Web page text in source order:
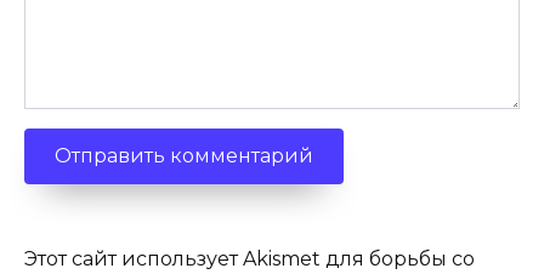
Этот сайт использует Akismet для борьбы со